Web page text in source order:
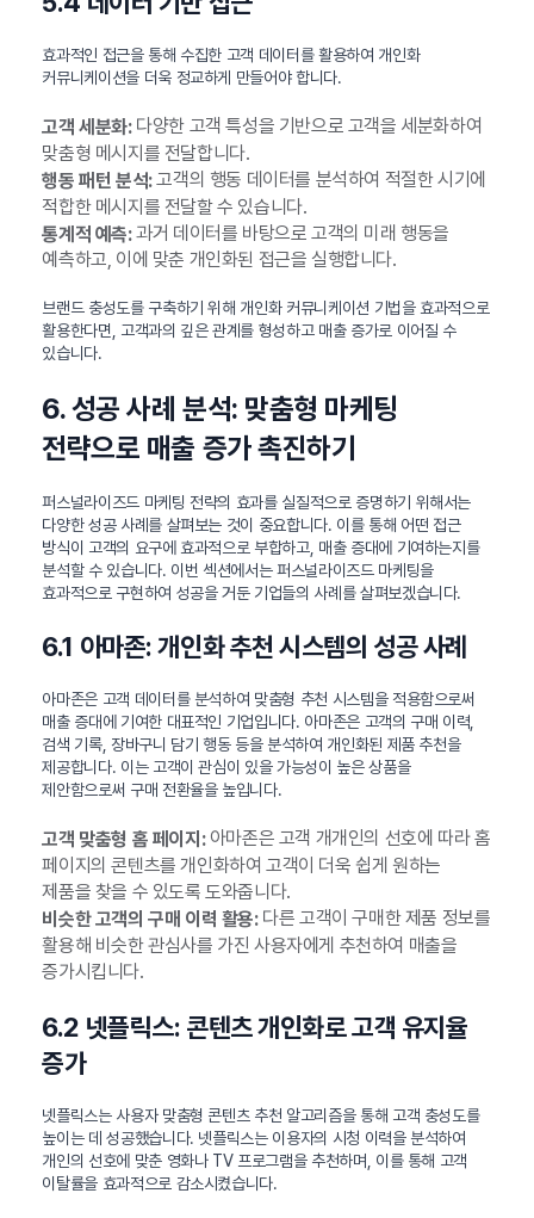
효과적인 접근을 통해 수집한 고객 데이터를 활용하여 개인화
커뮤니케이션을 더욱 정교하게 만들어야 합니다.
고객 세분화:다양한 고객 특성을 기반으로 고객을 세분화하여
맞춤형 메시지를 전달합니다.
행동 패턴 분석:고객의 행동 데이터를 분석하여 적절한 시기에
적합한 메시지를 전달할 수 있습니다.
통계적 예측:과거 데이터를 바탕으로 고객의 미래 행동을
예측하고, 이에 맞춘 개인화된 접근을 실행합니다.
브랜드 충성도를 구축하기 위해 개인화 커뮤니케이션 기법을 효과적으로
활용한다면, 고객과의 깊은 관계를 형성하고 매출 증가로 이어질 수
있습니다.
6. 성공 사례 분석: 맞춤형 마케팅
전략으로 매출 증가 촉진하기
퍼스널라이즈드 마케팅 전략의 효과를 실질적으로 증명하기 위해서는
다양한 성공 사례를 살펴보는 것이 중요합니다. 이를 통해 어떤 접근
방식이 고객의 요구에 효과적으로 부합하고, 매출 증대에 기여하는지를
분석할 수 있습니다. 이번 섹션에서는 퍼스널라이즈드 마케팅을
효과적으로 구현하여 성공을 거둔 기업들의 사례를 살펴보겠습니다.
6.1 아마존: 개인화 추천 시스템의 성공 사례
아마존은 고객 데이터를 분석하여 맞춤형 추천 시스템을 적용함으로써
매출 증대에 기여한 대표적인 기업입니다. 아마존은 고객의 구매 이력,
검색 기록, 장바구니 담기 행동 등을 분석하여 개인화된 제품 추천을
제공합니다. 이는 고객이 관심이 있을 가능성이 높은 상품을
제안함으로써 구매 전환율을 높입니다.
고객 맞춤형 홈 페이지:아마존은 고객 개개인의 선호에 따라 홈
페이지의 콘텐츠를 개인화하여 고객이 더욱 쉽게 원하는
제품을 찾을 수 있도록 도와줍니다.
비슷한 고객의 구매 이력 활용:다른 고객이 구매한 제품 정보를
활용해 비슷한 관심사를 가진 사용자에게 추천하여 매출을
증가시킵니다.
6.2 넷플릭스: 콘텐츠 개인화로 고객 유지율
증가
넷플릭스는 사용자 맞춤형 콘텐츠 추천 알고리즘을 통해 고객 충성도를
높이는 데 성공했습니다. 넷플릭스는 이용자의 시청 이력을 분석하여
개인의 선호에 맞춘 영화나 TV 프로그램을 추천하며, 이를 통해 고객
이탈률을 효과적으로 감소시켰습니다.